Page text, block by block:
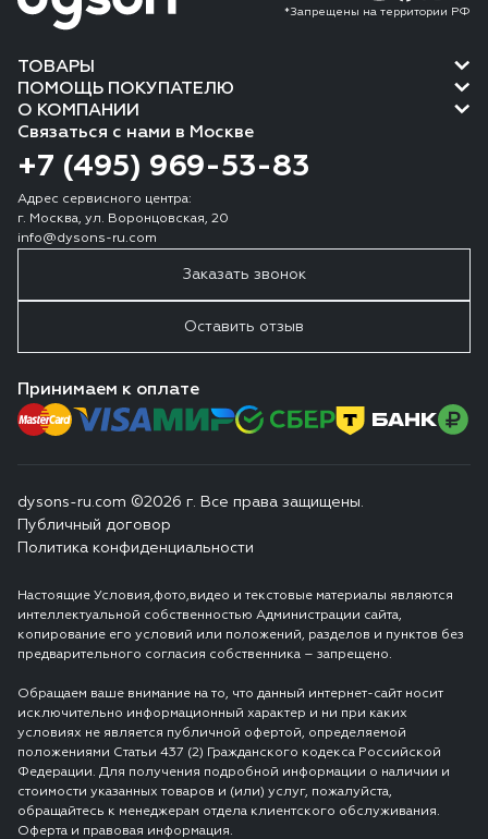
*Запрещены на территории РФ
ТОВАРЫ
ПОМОЩЬ ПОКУПАТЕЛЮ
О КОМПАНИИ
Связаться с нами в Москве
+7 (495) 969-53-83
Адрес сервисного центра:
г. Москва, ул. Воронцовская, 20
info@dysons-ru.com
Заказать звонок
Оставить отзыв
Принимаем к оплате
dysons-ru.com ©2026 г. Все права защищены.
Публичный договор
Политика конфиденциальности
Настоящие Условия,фото,видео и текстовые материалы являются
интеллектуальной собственностью Администрации сайта,
копирование его условий или положений, разделов и пунктов без
предварительного согласия собственника – запрещено.
Обращаем ваше внимание на то, что данный интернет-сайт носит
исключительно информационный характер и ни при каких
условиях не является публичной офертой, определяемой
положениями Статьи 437 (2) Гражданского кодекса Российской
Федерации. Для получения подробной информации о наличии и
стоимости указанных товаров и (или) услуг, пожалуйста,
обращайтесь к менеджерам отдела клиентского обслуживания.
Оферта и правовая информация.